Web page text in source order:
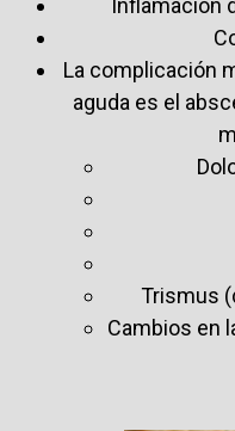
Inflamación
La complicación
aguda es el
Trismus
Cambios en